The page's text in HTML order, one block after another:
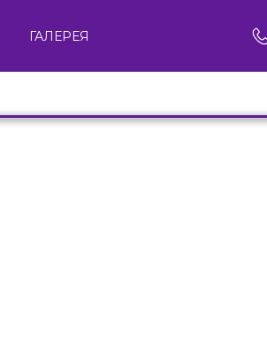
ГАЛЕРЕЯ